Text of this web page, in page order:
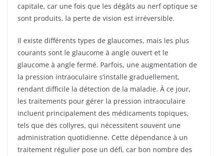
capitale, car une fois que les dégâts au nerf optique se
sont produits, la perte de vision est irréversible.
Il existe différents types de glaucomes, mais les plus
courants sont le glaucome à angle ouvert et le
glaucome à angle fermé. Parfois, une augmentation de
la pression intraoculaire s’installe graduellement,
rendant difficile la détection de la maladie. À ce jour,
les traitements pour gérer la pression intraoculaire
incluent principalement des médicaments topiques,
tels que des collyres, qui nécessitent souvent une
administration quotidienne. Cette dépendance à un
traitement régulier pose un défi, car bon nombre des